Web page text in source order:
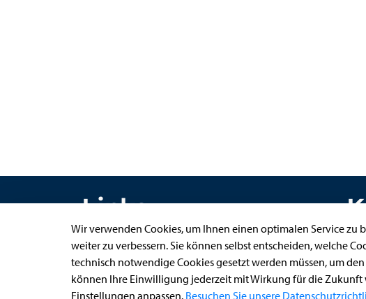
Links
Anhörung online
Aufenthaltserlaubnis
Wir verwenden Cookies, um Ihnen einen optimalen Service zu
weiter zu verbessern. Sie können selbst entscheiden, welche
technisch notwendige Cookies gesetzt werden müssen, um
können Ihre Einwilligung jederzeit mit Wirkung für die Zukunft
Einstellungen anpassen. Besuchen Sie unsere